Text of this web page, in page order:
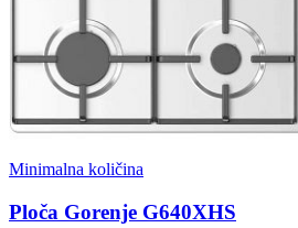
Minimalna količina
Ploča Gorenje G640XHS